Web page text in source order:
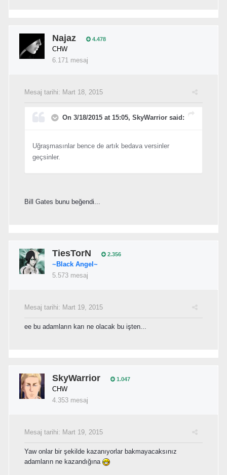
Najaz 4.478
CHW
6.171 mesaj
Mesaj tarihi: Mart 18, 2015
On 3/18/2015 at 15:05, SkyWarrior said:
Uğraşmasınlar bence de artık bedava versinler
geçsinler.
Bill Gates bunu beğendi...
TiesTorN 2.356
~Black Angel~
5.573 mesaj
Mesaj tarihi: Mart 19, 2015
ee bu adamların karı ne olacak bu işten...
SkyWarrior 1.047
CHW
4.353 mesaj
Mesaj tarihi: Mart 19, 2015
Yaw onlar bir şekilde kazanıyorlar bakmayacaksınız
adamların ne kazandığına